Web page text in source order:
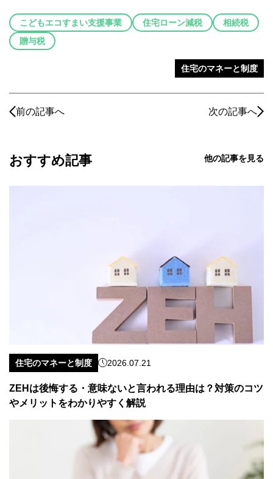
こどもエコすまい支援事業 住宅ローン減税
相続税
贈与税
住宅のマネーと制度
前の記事へ 次の記事へ
おすすめ記事 他の記事を見る
住宅のマネーと制度 2026.07.21
ZEHは後悔する・意味ないと言われる理由は？対策のコツ
やメリットをわかりやすく解説